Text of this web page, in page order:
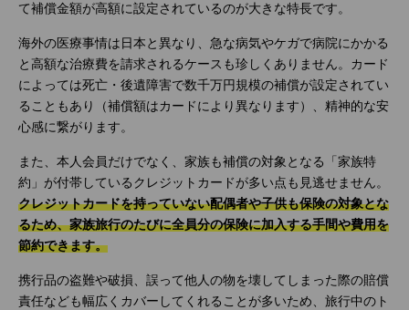
て補償金額が高額に設定されているのが大きな特長です。
海外の医療事情は日本と異なり、急な病気やケガで病院にかかる
と高額な治療費を請求されるケースも珍しくありません。カード
によっては死亡・後遺障害で数千万円規模の補償が設定されてい
ることもあり（補償額はカードにより異なります）、精神的な安
心感に繋がります。
また、本人会員だけでなく、家族も補償の対象となる「家族特
約」が付帯しているクレジットカードが多い点も見逃せません。
クレジットカードを持っていない配偶者や子供も保険の対象とな
るため、家族旅行のたびに全員分の保険に加入する手間や費用を
節約できます。
携行品の盗難や破損、誤って他人の物を壊してしまった際の賠償
責任なども幅広くカバーしてくれることが多いため、旅行中のト